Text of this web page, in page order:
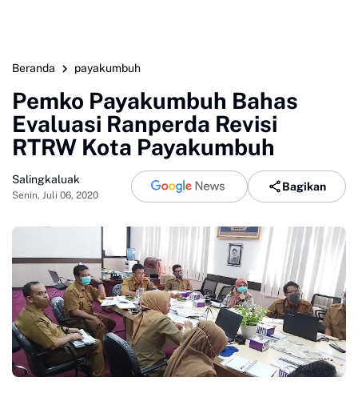
Beranda payakumbuh
Pemko Payakumbuh Bahas
Evaluasi Ranperda Revisi
RTRW Kota Payakumbuh
Salingkaluak
Senin, Juli 06, 2020
Bagikan